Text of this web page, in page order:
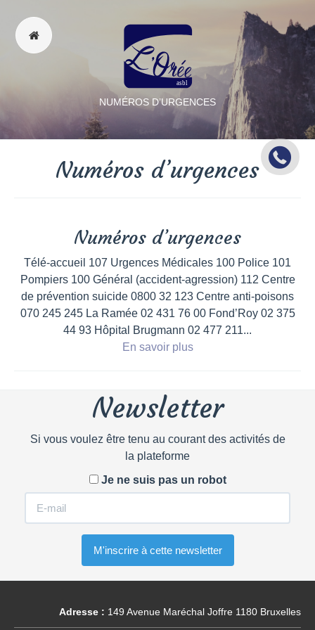
NUMÉROS D’URGENCES
Numéros d’urgences
Numéros d’urgences
Télé-accueil 107 Urgences Médicales 100 Police 101
Pompiers 100 Général (accident-agression) 112 Centre
de prévention suicide 0800 32 123 Centre anti-poisons
070 245 245 La Ramée 02 431 76 00 Fond’Roy 02 375
44 93 Hôpital Brugmann 02 477 211...
En savoir plus
Newsletter
Si vous voulez être tenu au courant des activités de
la plateforme
Je ne suis pas un robot
Adresse : 149 Avenue Maréchal Joffre 1180 Bruxelles